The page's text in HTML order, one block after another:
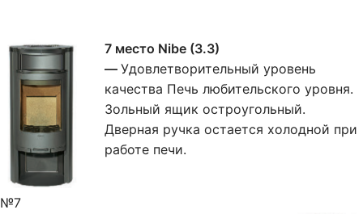
№7
7 место Nibe (3.3)
— Удовлетворительный уровень
качества Печь любительского уровня.
Зольный ящик остроугольный.
Дверная ручка остается холодной при
работе печи.